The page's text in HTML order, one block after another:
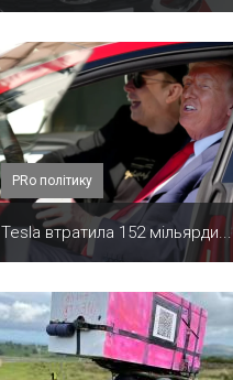
PRo політику
Tesla втратила 152 мільярди...